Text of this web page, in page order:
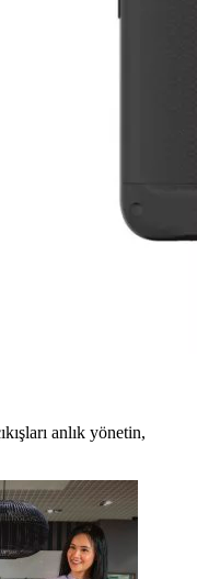
anlık yönetin,